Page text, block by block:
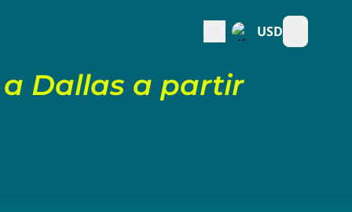
USD Open
a Dallas a partir